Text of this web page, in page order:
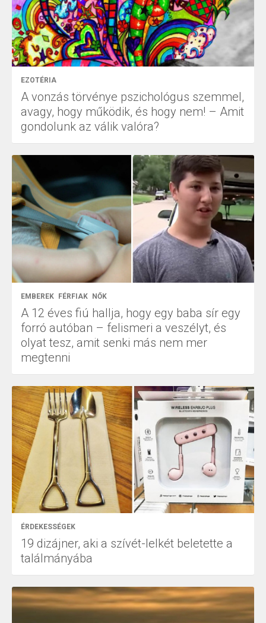
EZOTÉRIA
A vonzás törvénye pszichológus szemmel,
avagy, hogy működik, és hogy nem! – Amit
gondolunk az válik valóra?
EMBEREK FÉRFIAK NŐK
A 12 éves fiú hallja, hogy egy baba sír egy
forró autóban – felismeri a veszélyt, és
olyat tesz, amit senki más nem mer
megtenni
ÉRDEKESSÉGEK
19 dizájner, aki a szívét-lelkét beletette a
találmányába